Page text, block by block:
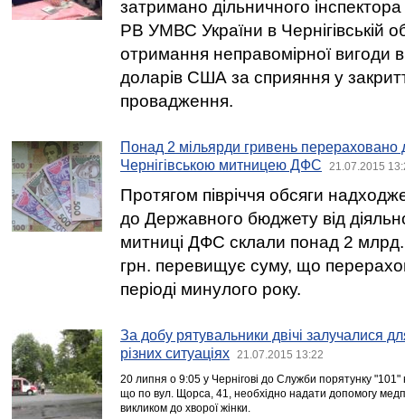
затримано дільничного
РВ УМВС України в Чернігівській
отримання неправомірної вигоди в
доларів США за сприяння у
провадження.
Понад 2 мільярди гривень перераховано
Чернігівською митницею ДФС
21.07.2015
Протягом півріччя обсяги
до Державного бюджету від
митниці ДФС склали понад 2
грн. перевищує суму, що
періоді минулого року.
За добу рятувальники двічі залучалися
різних ситуаціях
21.07.2015 13:22
20 липня о 9:05 у Чернігові до Служби порятунку
що по вул. Щорса, 41, необхідно надати допомогу
викликом до хворої жінки.